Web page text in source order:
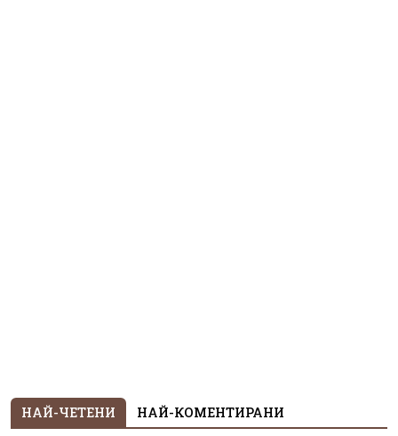
НАЙ-ЧЕТЕНИ НАЙ-КОМЕНТИРАНИ